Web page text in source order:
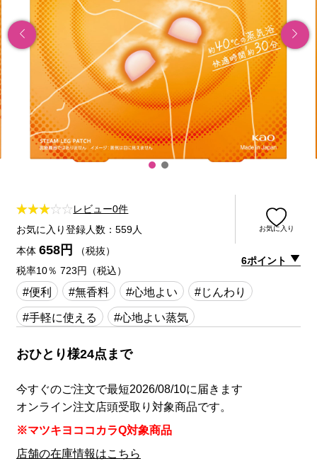
レビュー0件
お気に入り登録人数：559人
お気に入り
本体 658円
（税抜）
税率10％ 723円（税込）
6ポイント
#便利 #無香料 #心地よい
#じんわり
#手軽に使える
#心地よい蒸気
おひとり様24点まで
今すぐのご注文で最短2026/08/10に届きます
オンライン注文店頭受取り対象商品です。
※マツキヨココカラQ対象商品
店舗の在庫情報はこちら